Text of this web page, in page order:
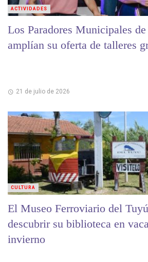
Los Paradores Municipales
amplían su oferta de talleres
21 de julio de 2026
ACTIVIDADES
El Museo Ferroviario del
descubrir su biblioteca en
invierno
CULTURA